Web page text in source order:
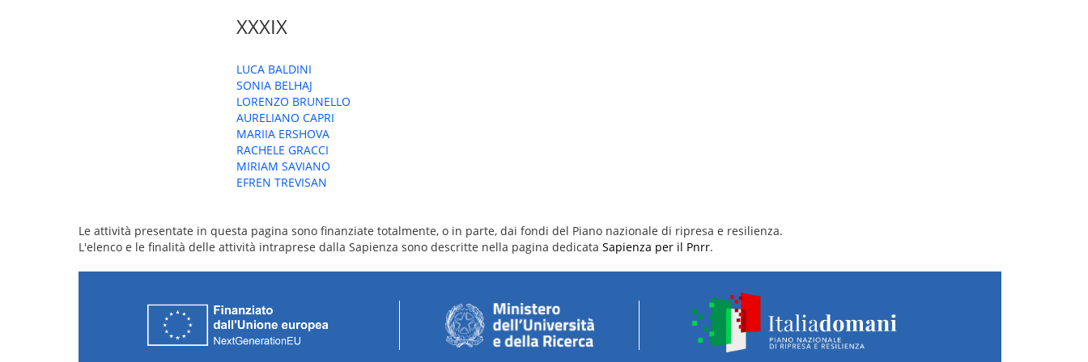
XXXIX
LUCA BALDINI
SONIA BELHAJ
LORENZO BRUNELLO
AURELIANO CAPRI
MARIIA ERSHOVA
RACHELE GRACCI
MIRIAM SAVIANO
EFREN TREVISAN
Le attività presentate in questa pagina sono finanziate totalmente, o in parte, dai fondi del Piano nazionale di ripresa e resilienza.
L'elenco e le finalità delle attività intraprese dalla Sapienza sono descritte nella pagina dedicata Sapienza per il Pnrr.